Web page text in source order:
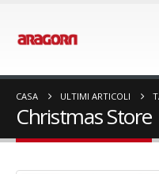
CASA ULTIMI ARTICOLI
Christmas Store